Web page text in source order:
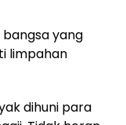
yang
limpahan
dihuni para